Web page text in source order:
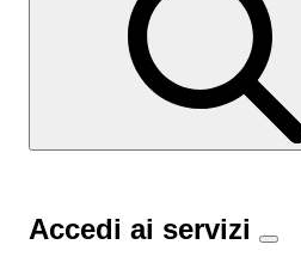
Accedi ai servizi